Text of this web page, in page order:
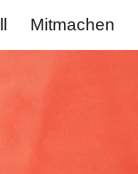
Mitmachen